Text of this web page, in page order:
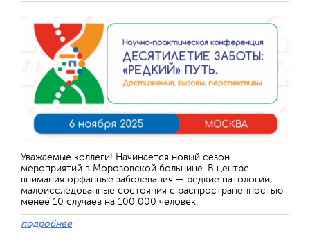
Уважаемые коллеги! Начинается новый сезон
мероприятий в Морозовской больнице. В центре
внимания орфанные заболевания — редкие патологии,
малоисследованные состояния с распространенностью
менее 10 случаев на 100 000 человек.
подробнее